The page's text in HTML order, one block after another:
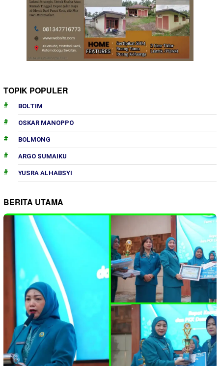
TOPIK POPULER
BOLTIM
OSKAR MANOPPO
BOLMONG
ARGO SUMAIKU
YUSRA ALHABSYI
BERITA UTAMA